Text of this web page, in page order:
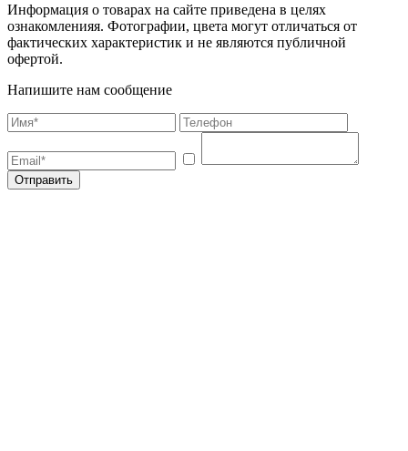
Информация о товарах на сайте приведена в целях
ознакомленияя. Фотографии, цвета могут отличаться от
фактических характеристик и не являются публичной
офертой.
Напишите нам сообщение
Отправить